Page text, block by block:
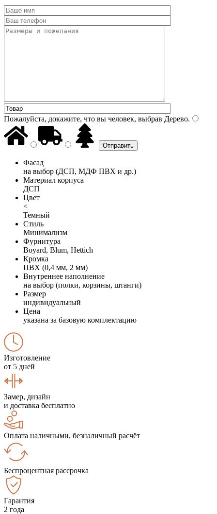
Пожалуйста, докажите, что вы человек, выбрав Дерево.
Фасад
на выбор (ДСП, МДФ ПВХ и др.)
Материал корпуса
ДСП
Цвет
<
Темный
Стиль
Минимализм
Фурнитура
Boyard, Blum, Hettich
Кромка
ПВХ (0,4 мм, 2 мм)
Внутреннее наполнение
на выбор (полки, корзины, штанги)
Размер
индивидуальный
Цена
указана за базовую комплектацию
Изготовление
от 5 дней
Замер, дизайн
и доставка бесплатно
Оплата наличными, безналичный расчёт
Беспроцентная рассрочка
Гарантия
2 года